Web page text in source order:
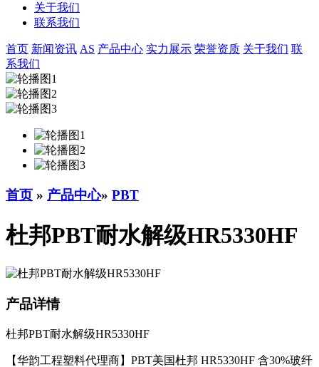
关于我们
联系我们
首页 新闻资讯 AS 产品中心 实力展示 荣誉资质 关于我们 联
系我们
首页 » 产品中心» PBT
杜邦PBT耐水解级HR5330HF
产品详情
杜邦PBT耐水解级HR5330HF
【华韵工程塑料代理商】PBT美国杜邦 HR5330HF 含30%玻纤